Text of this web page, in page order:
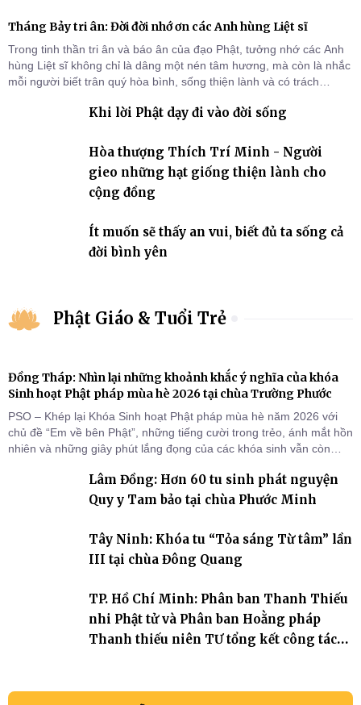
Tháng Bảy tri ân: Đời đời nhớ ơn các Anh hùng Liệt sĩ
Trong tinh thần tri ân và báo ân của đạo Phật, tưởng nhớ các Anh
hùng Liệt sĩ không chỉ là dâng một nén tâm hương, mà còn là nhắc
mỗi người biết trân quý hòa bình, sống thiện lành và có trách
Khi lời Phật dạy đi vào đời sống
Hòa thượng Thích Trí Minh - Người
gieo những hạt giống thiện lành cho
cộng đồng
Ít muốn sẽ thấy an vui, biết đủ ta sống cả
đời bình yên
Phật Giáo & Tuổi Trẻ
Đồng Tháp: Nhìn lại những khoảnh khắc ý nghĩa của khóa
Sinh hoạt Phật pháp mùa hè 2026 tại chùa Trường Phước
PSO – Khép lại Khóa Sinh hoạt Phật pháp mùa hè năm 2026 với
chủ đề “Em về bên Phật”, những tiếng cười trong trẻo, ánh mắt hồn
nhiên và những giây phút lắng đọng của các khóa sinh vẫn còn
Tháp). Những tuần tu học ngắn ngủi nhưng đã trở thành hành
trang quý báu, gieo những hạt giống thiện l
Lâm Đồng: Hơn 60 tu sinh phát nguyện
Quy y Tam bảo tại chùa Phước Minh
Tây Ninh: Khóa tu “Tỏa sáng Từ tâm” lần
III tại chùa Đông Quang
TP. Hồ Chí Minh: Phân ban Thanh Thiếu
nhi Phật tử và Phân ban Hoằng pháp
Thanh thiếu niên TƯ tổng kết công tác